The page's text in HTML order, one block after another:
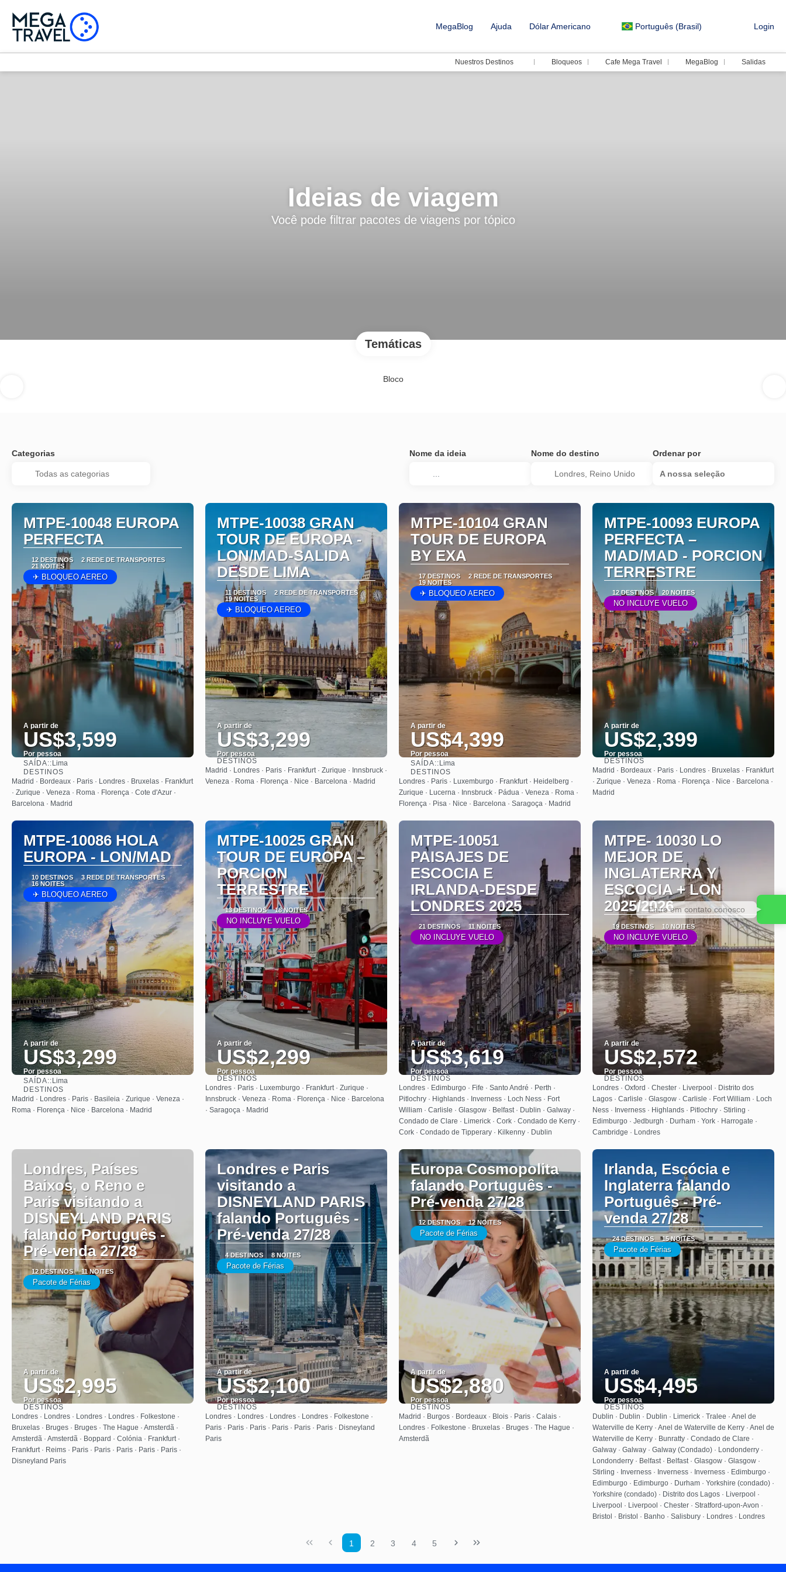
MegaBlog Ajuda Dólar Americano Português (Brasil) Login
Nuestros Destinos Bloqueos Cafe Mega Travel MegaBlog Salidas
Ideias de viagem
Você pode filtrar pacotes de viagens por tópico
Temáticas
Bloco
Categorias Nome da ideia Nome do destino Ordenar por
A nossa seleção
MTPE-10048 EUROPA
PERFECTA
12 DESTINOS
2 REDE DE TRANSPORTES
21 NOITES
✈ BLOQUEO AEREO
A partir de
US$3,599
Por pessoa
SAÍDA:: Lima
DESTINOS
Madrid · Bordeaux · Paris · Londres · Bruxelas · Frankfurt
· Zurique · Veneza · Roma · Florença · Cote d'Azur ·
Barcelona · Madrid
MTPE-10038 GRAN
TOUR DE EUROPA -
LON/MAD-SALIDA
DESDE LIMA
11 DESTINOS
2 REDE DE TRANSPORTES
19 NOITES
✈ BLOQUEO AEREO
A partir de
US$3,299
Por pessoa
Saiba mais
DESTINOS
Madrid · Londres · Paris · Frankfurt · Zurique · Innsbruck ·
Veneza · Roma · Florença · Nice · Barcelona · Madrid
MTPE-10104 GRAN
TOUR DE EUROPA
BY EXA
17 DESTINOS
2 REDE DE TRANSPORTES
19 NOITES
✈ BLOQUEO AEREO
A partir de
US$4,399
Por pessoa
SAÍDA:: Lima
DESTINOS
Londres · Paris · Luxemburgo · Frankfurt · Heidelberg ·
Zurique · Lucerna · Innsbruck · Pádua · Veneza · Roma ·
Florença · Pisa · Nice · Barcelona · Saragoça · Madrid
MTPE-10093 EUROPA
PERFECTA –
MAD/MAD - PORCION
TERRESTRE
12 DESTINOS 20 NOITES
NO INCLUYE VUELO
A partir de
US$2,399
Por pessoa
Saiba mais
DESTINOS
Madrid · Bordeaux · Paris · Londres · Bruxelas · Frankfurt
· Zurique · Veneza · Roma · Florença · Nice · Barcelona ·
Madrid
MTPE-10086 HOLA
EUROPA - LON/MAD
10 DESTINOS
3 REDE DE TRANSPORTES
16 NOITES
✈ BLOQUEO AEREO
A partir de
US$3,299
Por pessoa
SAÍDA:: Lima
DESTINOS
Madrid · Londres · Paris · Basileia · Zurique · Veneza ·
Roma · Florença · Nice · Barcelona · Madrid
MTPE-10025 GRAN
TOUR DE EUROPA –
PORCION
TERRESTRE
13 DESTINOS 18 NOITES
NO INCLUYE VUELO
A partir de
US$2,299
Por pessoa
Saiba mais
DESTINOS
Londres · Paris · Luxemburgo · Frankfurt · Zurique ·
Innsbruck · Veneza · Roma · Florença · Nice · Barcelona
· Saragoça · Madrid
MTPE-10051
PAISAJES DE
ESCOCIA E
IRLANDA-DESDE
LONDRES 2025
21 DESTINOS 11 NOITES
NO INCLUYE VUELO
A partir de
US$3,619
Por pessoa
Saiba mais
DESTINOS
Londres · Edimburgo · Fife · Santo André · Perth ·
Pitlochry · Highlands · Inverness · Loch Ness · Fort
William · Carlisle · Glasgow · Belfast · Dublin · Galway ·
Condado de Clare · Limerick · Cork · Condado de Kerry ·
Cork · Condado de Tipperary · Kilkenny · Dublin
MTPE- 10030 LO
MEJOR DE
INGLATERRA Y
ESCOCIA + LON
2025/2026
19 DESTINOS 10 NOITES
NO INCLUYE VUELO
A partir de
US$2,572
Por pessoa
Saiba mais
DESTINOS
Londres · Oxford · Chester · Liverpool · Distrito dos
Lagos · Carlisle · Glasgow · Carlisle · Fort William · Loch
Ness · Inverness · Highlands · Pitlochry · Stirling ·
Edimburgo · Jedburgh · Durham · York · Harrogate ·
Cambridge · Londres
Londres, Países
Baixos, o Reno e
Paris visitando a
DISNEYLAND PARIS
falando Português -
Pré-venda 27/28
12 DESTINOS 11 NOITES
Pacote de Férias
A partir de
US$2,995
Por pessoa
Saiba mais
DESTINOS
Londres · Londres · Londres · Londres · Folkestone ·
Bruxelas · Bruges · Bruges · The Hague · Amsterdã ·
Amsterdã · Amsterdã · Boppard · Colónia · Frankfurt ·
Frankfurt · Reims · Paris · Paris · Paris · Paris · Paris ·
Disneyland Paris
Londres e Paris
visitando a
DISNEYLAND PARIS
falando Português -
Pré-venda 27/28
4 DESTINOS 8 NOITES
Pacote de Férias
A partir de
US$2,100
Por pessoa
Saiba mais
DESTINOS
Londres · Londres · Londres · Londres · Folkestone ·
Paris · Paris · Paris · Paris · Paris · Paris · Disneyland
Paris
Europa Cosmopolita
falando Português -
Pré-venda 27/28
12 DESTINOS 12 NOITES
Pacote de Férias
A partir de
US$2,880
Por pessoa
Saiba mais
DESTINOS
Madrid · Burgos · Bordeaux · Blois · Paris · Calais ·
Londres · Folkestone · Bruxelas · Bruges · The Hague ·
Amsterdã
Irlanda, Escócia e
Inglaterra falando
Português - Pré-
venda 27/28
24 DESTINOS 15 NOITES
Pacote de Férias
A partir de
US$4,495
Por pessoa
Saiba mais
DESTINOS
Dublin · Dublin · Dublin · Limerick · Tralee · Anel de
Waterville de Kerry · Anel de Waterville de Kerry · Anel de
Waterville de Kerry · Bunratty · Condado de Clare ·
Galway · Galway · Galway (Condado) · Londonderry ·
Londonderry · Belfast · Belfast · Glasgow · Glasgow ·
Stirling · Inverness · Inverness · Inverness · Edimburgo ·
Edimburgo · Edimburgo · Durham · Yorkshire (condado) ·
Yorkshire (condado) · Distrito dos Lagos · Liverpool ·
Liverpool · Liverpool · Chester · Stratford-upon-Avon ·
Bristol · Bristol · Banho · Salisbury · Londres · Londres
1 2 3 4 5
Entre em contato conosco